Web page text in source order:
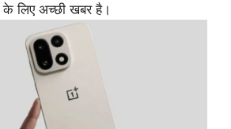
के लिए अच्छी खबर है।